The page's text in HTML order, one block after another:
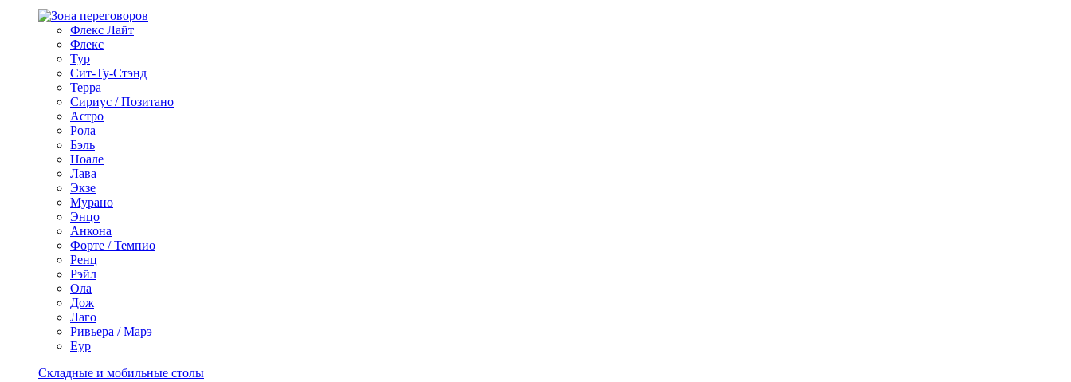
Флекс Лайт
Флекс
Тур
Сит-Ту-Стэнд
Терра
Сириус / Позитано
Астро
Рола
Бэль
Ноале
Лава
Экзе
Мурано
Энцо
Анкона
Форте / Темпио
Ренц
Рэйл
Ола
Дож
Лаго
Ривьера / Марэ
Еур
Складные и мобильные столы